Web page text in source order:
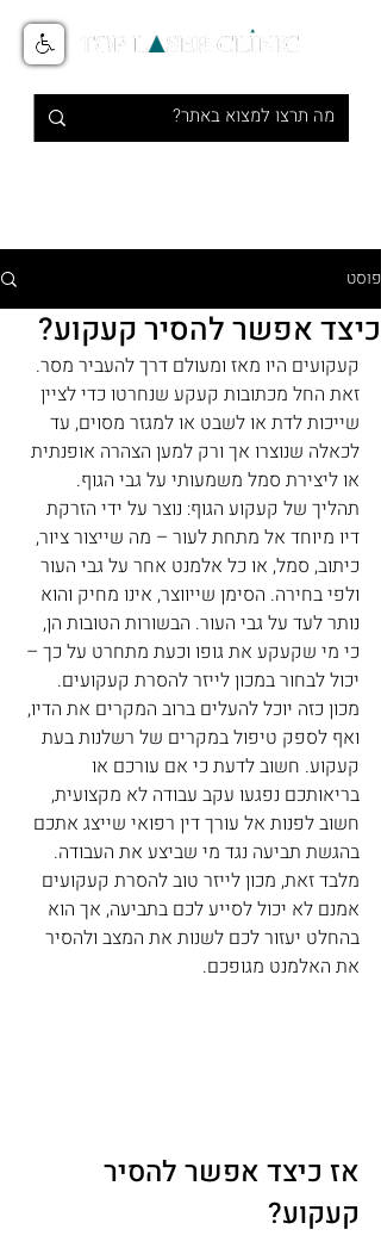
פוסט
כיצד אפשר להסיר קעקוע?
קעקועים היו מאז ומעולם דרך להעביר מסר.
זאת החל מכתובות קעקע שנחרטו כדי לציין
שייכות לדת או לשבט או למגזר מסוים, עד
לכאלה שנוצרו אך ורק למען הצהרה אופנתית
או ליצירת סמל משמעותי על גבי הגוף.
תהליך של קעקוע הגוף: נוצר על ידי הזרקת
דיו מיוחד אל מתחת לעור – מה שייצור ציור,
כיתוב, סמל, או כל אלמנט אחר על גבי העור
ולפי בחירה. הסימן שייווצר, אינו מחיק והוא
נותר לעד על גבי העור. הבשורות הטובות הן,
כי מי שקעקע את גופו וכעת מתחרט על כך –
יכול לבחור במכון לייזר להסרת קעקועים.
מכון כזה יוכל להעלים ברוב המקרים את הדיו,
ואף לספק טיפול במקרים של רשלנות בעת
קעקוע. חשוב לדעת כי אם עורכם או
בריאותכם נפגעו עקב עבודה לא מקצועית,
חשוב לפנות אל עורך דין רפואי שייצג אתכם
בהגשת תביעה נגד מי שביצע את העבודה.
מלבד זאת, מכון לייזר טוב להסרת קעקועים
אמנם לא יכול לסייע לכם בתביעה, אך הוא
בהחלט יעזור לכם לשנות את המצב ולהסיר
את האלמנט מגופכם.
אז כיצד אפשר להסיר
קעקוע?